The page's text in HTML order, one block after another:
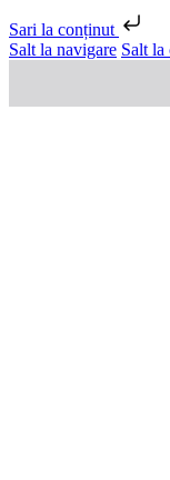
Sari la conținut
Salt la navigare Salt